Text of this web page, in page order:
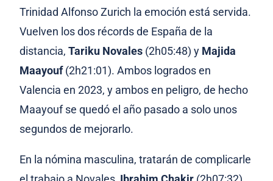
Trinidad Alfonso Zurich la emoción está servida.
Vuelven los dos récords de España de la
distancia,Tariku Novales (2h05:48) y Majida
Maayouf(2h21:01). Ambos logrados en
Valencia en 2023, y ambos en peligro, de hecho
Maayouf se quedó el año pasado a solo unos
segundos de mejorarlo.
En la nómina masculina, tratarán de complicarle